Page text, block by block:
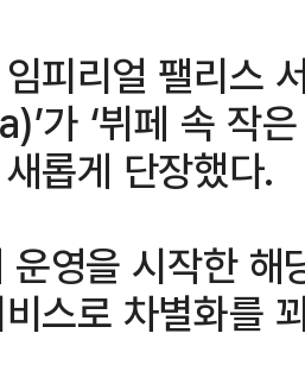
피리얼 팰리스
가 ‘뷔페 속 작
롭게 단장했다.
영을 시작한 해
스로 차별화를